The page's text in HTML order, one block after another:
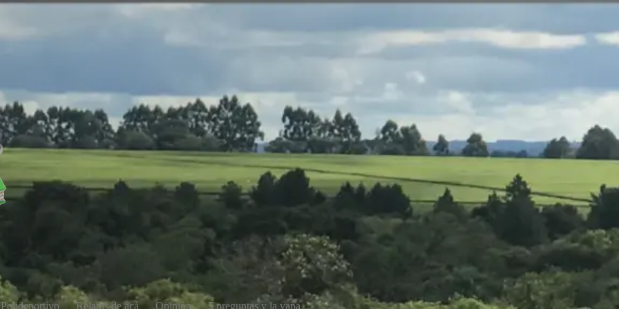
Polideportivo Relatos de acá Opinión 5 preguntas y la yapa